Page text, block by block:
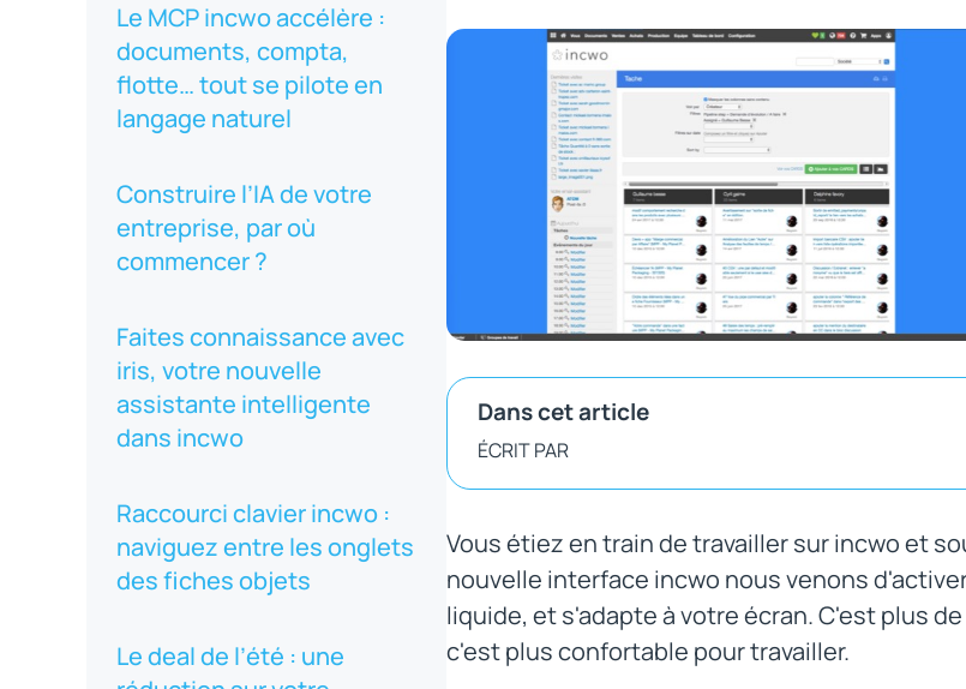
Le MCP incwo accélère :
documents, compta,
flotte… tout se pilote en
langage naturel
Construire l’IA de votre
entreprise, par où
commencer ?
Faites connaissance avec
iris, votre nouvelle
assistante intelligente
dans incwo
Raccourci clavier incwo :
naviguez entre les onglets
des fiches objets
Le deal de l’été : une
Dans cet article
ÉCRIT PAR
Vous étiez en train de travailler sur incwo et
nouvelle interface incwo nous venons
liquide, et s'adapte à votre écran. C'est plus
c'est plus confortable pour travailler.